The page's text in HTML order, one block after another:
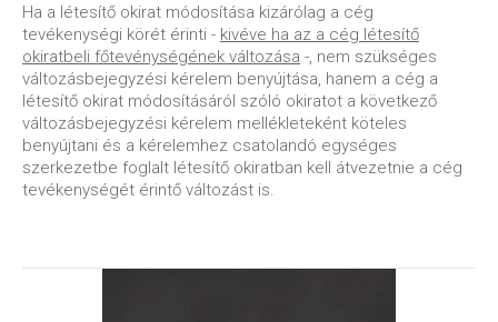
Ha a létesítő okirat módosítása kizárólag a cég
tevékenységi körét érinti - kivéve ha az a cég létesítő
okiratbeli főtevénységének változása -, nem szükséges
változásbejegyzési kérelem benyújtása, hanem a cég a
létesítő okirat módosításáról szóló okiratot a következő
változásbejegyzési kérelem mellékleteként köteles
benyújtani és a kérelemhez csatolandó egységes
szerkezetbe foglalt létesítő okiratban kell átvezetnie a cég
tevékenységét érintő változást is.